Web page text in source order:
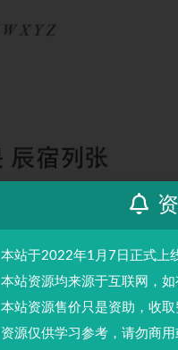
本站于2022年1月7日正式上
本站资源均来源于互联网，
本站资源售价只是资助，收
资源仅供学习参考，请勿商